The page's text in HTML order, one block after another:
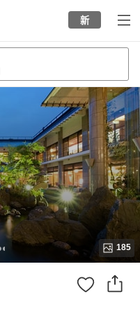
新
185